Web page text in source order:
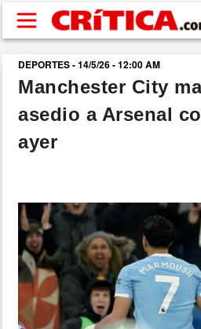
Pasar al contenido principal
buscar
SUCESOS
POLÍTICA
SHOW
DEPORTES
DEPORTES - 14/5/26 - 12:00 AM
Manchester City
asedio a Arsenal
ayer